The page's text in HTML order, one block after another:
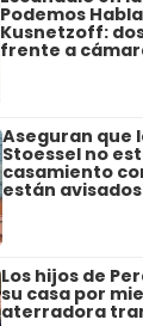
Podemos
Kusnetzoff:
frente a
Aseguran que
Stoessel no
casamiento
están
Los hijos de
su casa por
aterradora